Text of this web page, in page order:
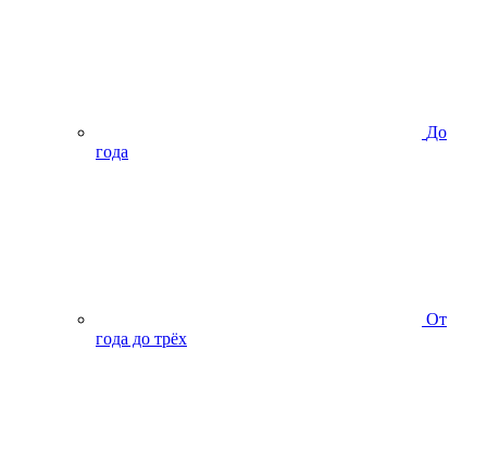
До
года
От
года до трёх